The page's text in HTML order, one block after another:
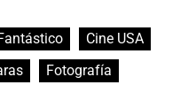
Cine USA
Fotografía